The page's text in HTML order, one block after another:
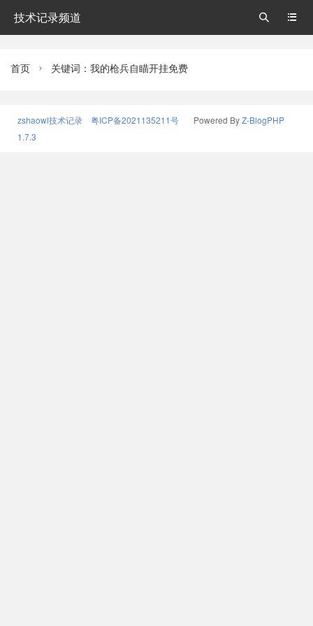
技术记录频道 

首页  关键词：我的枪兵自瞄开挂免费
zshaowl技术记录 粤ICP备2021135211号 Powered ByZ-BlogPHP
1.7.3